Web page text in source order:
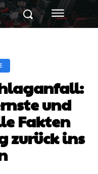
und
Fakten
zurück ins